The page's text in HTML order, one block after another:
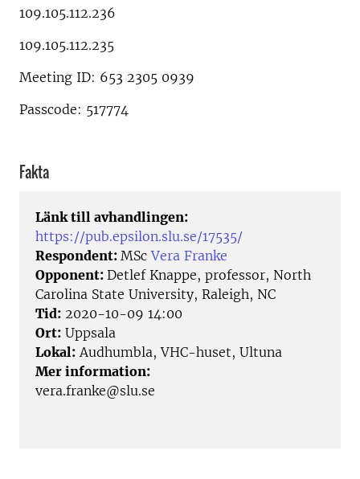
109.105.112.236
109.105.112.235
Meeting ID: 653 2305 0939
Passcode: 517774
Fakta
Länk till avhandlingen:
https://pub.epsilon.slu.se/17535/
Respondent: MScVera Franke
Opponent: Detlef Knappe, professor, North
Carolina State University, Raleigh, NC
Tid: 2020-10-09 14:00
Ort: Uppsala
Lokal: Audhumbla, VHC-huset, Ultuna
Mer information:
vera.franke@slu.se